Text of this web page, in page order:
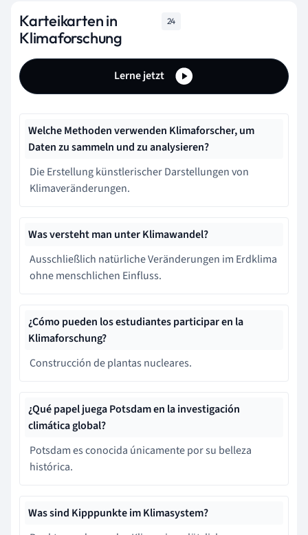
Karteikarten in
Klimaforschung
24
Lerne jetzt
Welche Methoden verwenden Klimaforscher, um
Daten zu sammeln und zu analysieren?
Die Erstellung künstlerischer Darstellungen von
Klimaveränderungen.
Was versteht man unter Klimawandel?
Ausschließlich natürliche Veränderungen im Erdklima
ohne menschlichen Einfluss.
¿Cómo pueden los estudiantes participar en la
Klimaforschung?
Construcción de plantas nucleares.
¿Qué papel juega Potsdam en la investigación
climática global?
Potsdam es conocida únicamente por su belleza
histórica.
Was sind Kipppunkte im Klimasystem?